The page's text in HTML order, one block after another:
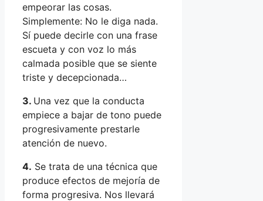
empeorar las cosas.
Simplemente: No le diga nada.
Sí puede decirle con una frase
escueta y con voz lo más
calmada posible que se siente
triste y decepcionada…
3. Una vez que la conducta
empiece a bajar de tono puede
progresivamente prestarle
atención de nuevo.
4. Se trata de una técnica que
produce efectos de mejoría de
forma progresiva. Nos llevará